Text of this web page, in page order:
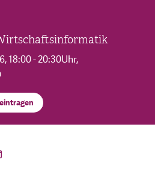
, 18:00 - 20:30Uhr,